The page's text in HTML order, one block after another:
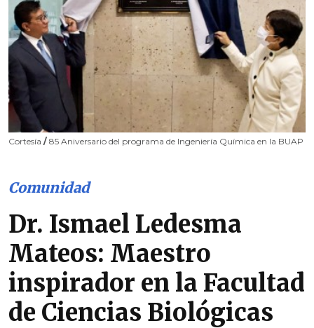
Cortesía / 85 Aniversario del programa de Ingeniería Química en la BUAP
Comunidad
Dr. Ismael Ledesma
Mateos: Maestro
inspirador en la Facultad
de Ciencias Biológicas